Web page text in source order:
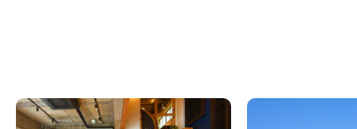
いわきA邸